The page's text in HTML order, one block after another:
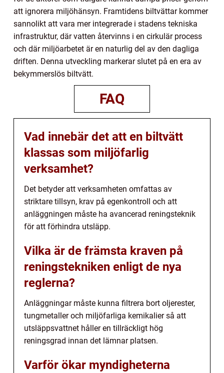
att ignorera miljöhänsyn. Framtidens biltvättar kommer
sannolikt att vara mer integrerade i stadens tekniska
infrastruktur, där vatten återvinns i en cirkulär process
och där miljöarbetet är en naturlig del av den dagliga
driften. Denna utveckling markerar slutet på en era av
bekymmerslös biltvätt.
FAQ
Vad innebär det att en biltvätt
klassas som miljöfarlig
verksamhet?
Det betyder att verksamheten omfattas av
striktare tillsyn, krav på egenkontroll och att
anläggningen måste ha avancerad reningsteknik
för att förhindra utsläpp.
Vilka är de främsta kraven på
reningstekniken enligt de nya
reglerna?
Anläggningar måste kunna filtrera bort oljerester,
tungmetaller och miljöfarliga kemikalier så att
utsläppsvattnet håller en tillräckligt hög
reningsgrad innan det lämnar platsen.
Varför ökar myndigheterna